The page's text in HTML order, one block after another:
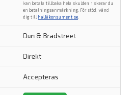
kan betala tillbaka hela skulden riskerar du
en betalningsanmärkning. För stöd, vänd
dig till hallåkonsument.se
Dun & Bradstreet
Direkt
Accepteras